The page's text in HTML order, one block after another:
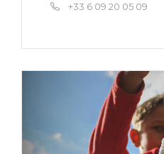
+33 6 09 20 05 09